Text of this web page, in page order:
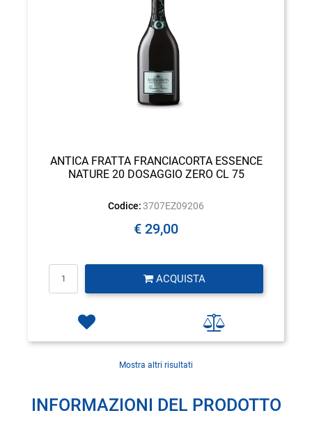
ANTICA FRATTA FRANCIACORTA ESSENCE
NATURE 20 DOSAGGIO ZERO CL 75
Codice: 3707EZ09206
€ 29,00
ACQUISTA
Mostra altri risultati
INFORMAZIONI DEL PRODOTTO